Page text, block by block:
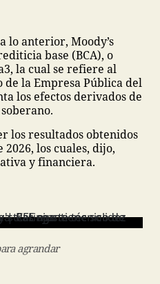
lo anterior, Moody’s
base (BCA), o
la cual se refiere al
la Empresa Pública del
los efectos derivados de
los resultados obtenidos
los cuales, dijo,
y financiera.
agrandar